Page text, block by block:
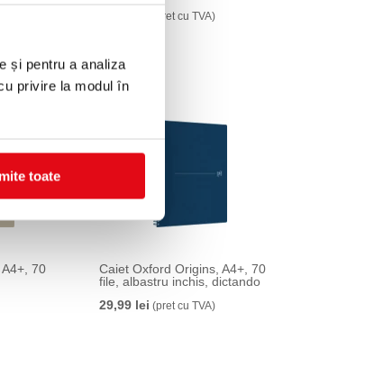
și pentru a analiza
privire la modul în
toate
(pret cu TVA)
70
Caiet Oxford Origins, A4+, 70
file, albastru inchis, dictando
29,99 lei (pret cu TVA)